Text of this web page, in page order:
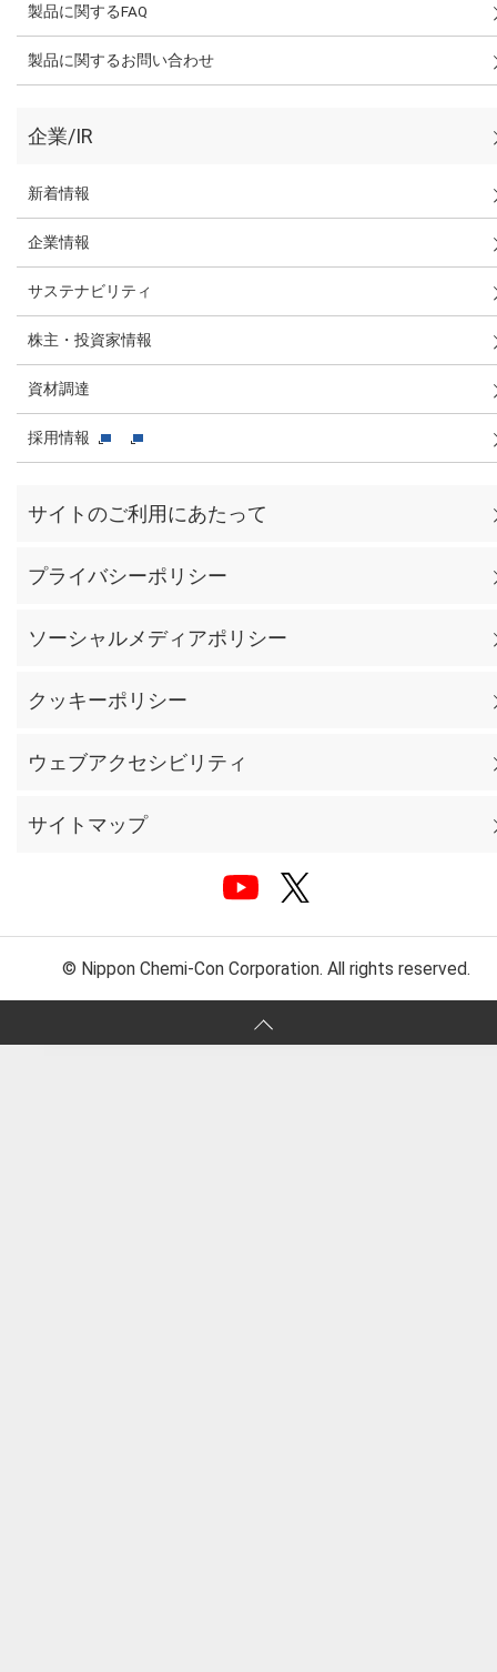
製品に関するFAQ
製品に関するお問い合わせ
企業/IR
新着情報
企業情報
サステナビリティ
株主・投資家情報
資材調達
採用情報
サイトのご利用にあたって
プライバシーポリシー
ソーシャルメディアポリシー
クッキーポリシー
ウェブアクセシビリティ
サイトマップ
© Nippon Chemi-Con Corporation. All rights reserved.